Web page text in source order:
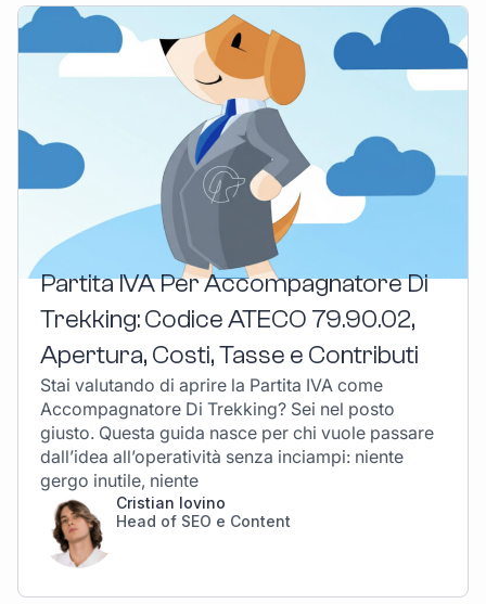
Partita IVA Per Accompagnatore Di
Trekking: Codice ATECO 79.90.02,
Apertura, Costi, Tasse e Contributi
Stai valutando di aprire la Partita IVA come
Accompagnatore Di Trekking? Sei nel posto
giusto. Questa guida nasce per chi vuole passare
dall’idea all’operatività senza inciampi: niente
gergo inutile, niente
Cristian Iovino
Head of SEO e Content